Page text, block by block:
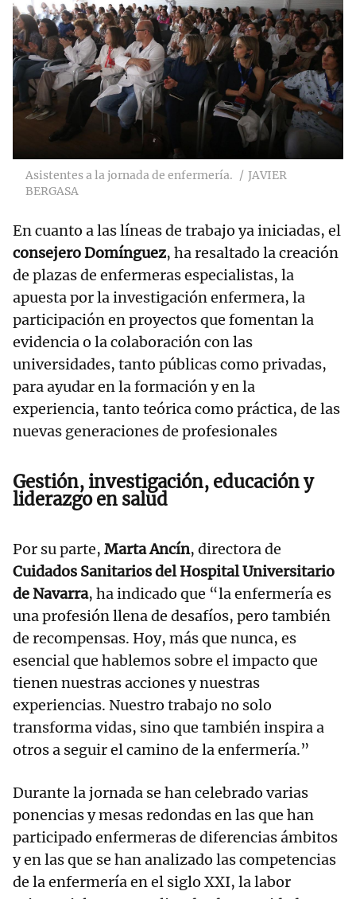
Asistentes a la jornada de enfermería.
JAVIER
BERGASA
En cuanto a las líneas de trabajo ya iniciadas, el
consejero Domínguez, ha resaltado la creación
de plazas de enfermeras especialistas, la
apuesta por la investigación enfermera, la
participación en proyectos que fomentan la
evidencia o la colaboración con las
universidades, tanto públicas como privadas,
para ayudar en la formación y en la
experiencia, tanto teórica como práctica, de las
nuevas generaciones de profesionales
Gestión, investigación, educación y
liderazgo en salud
Por su parte, Marta Ancín, directora de
Cuidados Sanitarios del Hospital Universitario
de Navarra, ha indicado que “la enfermería es
una profesión llena de desafíos, pero también
de recompensas. Hoy, más que nunca, es
esencial que hablemos sobre el impacto que
tienen nuestras acciones y nuestras
experiencias. Nuestro trabajo no solo
transforma vidas, sino que también inspira a
otros a seguir el camino de la enfermería.”
Durante la jornada se han celebrado varias
ponencias y mesas redondas en las que han
participado enfermeras de diferencias ámbitos
y en las que se han analizado las competencias
de la enfermería en el siglo XXI, la labor